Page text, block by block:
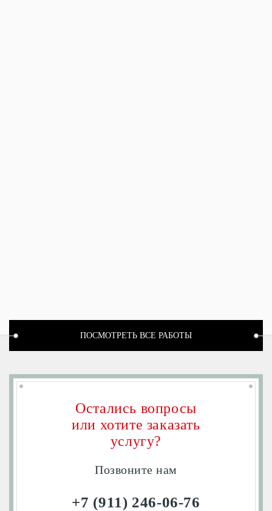
ПОСМОТРЕТЬ ВСЕ РАБОТЫ
Остались вопросы
или хотите заказать
услугу?
Позвоните нам
+7 (911) 246-06-76